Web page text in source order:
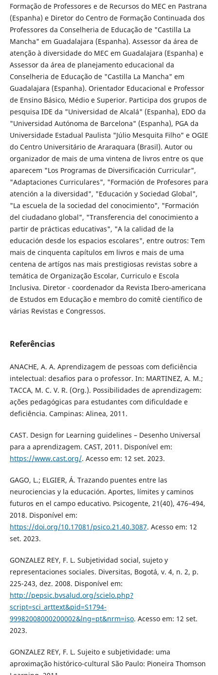
Formação de Professores e de Recursos do MEC en Pastrana
(Espanha) e Diretor do Centro de Formação Continuada dos
Professores da Conselheria de Educação de "Castilla La
Mancha" em Guadalajara (Espanha). Assessor da área de
atenção à diversidade do MEC em Guadalajara (Espanha) e
Assessor da área de planejamento educacional da
Conselheria de Educação de "Castilla La Mancha" em
Guadalajara (Espanha). Orientador Educacional e Professor
de Ensino Básico, Médio e Superior. Participa dos grupos de
pesquisa IDE da "Universidad de Alcalá" (Espanha), EDO da
"Universidad Autónoma de Barcelona" (Espanha), PGA da
Universidade Estadual Paulista "Júlio Mesquita Filho" e OGIE
do Centro Universitário de Araraquara (Brasil). Autor ou
organizador de mais de uma vintena de livros entre os que
aparecem "Los Programas de Diversificación Curricular",
"Adaptaciones Curriculares", "Formación de Profesores para
atención a la diversidad", "Educación y Sociedad Global",
"La escuela de la sociedad del conocimiento", "Formación
del ciudadano global", "Transferencia del conocimiento a
partir de prácticas educativas", "A la calidad de la
educación desde los espacios escolares", entre outros: Tem
mais de cinquenta capítulos em livros e mais de uma
centena de artígos nas mais prestigiosas revistas sobre a
temática de Organização Escolar, Curriculo e Escola
Inclusiva. Diretor - coordenador da Revista Ibero-americana
de Estudos em Educação e membro do comitê científico de
várias Revistas e Congressos.
Referências
ANACHE, A. A. Aprendizagem de pessoas com deficiência
intelectual: desafios para o professor. In: MARTINEZ, A. M.;
TACCA, M. C. V. R. (Org.). Possibilidades de aprendizagem:
ações pedagógicas para estudantes com dificuldade e
deficiência. Campinas: Alinea, 2011.
CAST. Design for Learning guidelines – Desenho Universal
para a aprendizagem. CAST, 2011. Disponível em:
https://www.cast.org/. Acesso em: 12 set. 2023.
GAGO, L.; ELGIER, Á. Trazando puentes entre las
neurociencias y la educación. Aportes, límites y caminos
futuros en el campo educativo. Psicogente, 21(40), 476–494,
2018. Disponível em:
https://doi.org/10.17081/psico.21.40.3087. Acesso em: 12
set. 2023.
GONZALEZ REY, F. L. Subjetividad social, sujeto y
representaciones sociales. Diversitas, Bogotá, v. 4, n. 2, p.
225-243, dez. 2008. Disponível em:
http://pepsic.bvsalud.org/scielo.php?
script=sci_arttext&pid=S1794-
99982008000200002&lng=pt&nrm=iso. Acesso em: 12 set.
2023.
GONZALEZ REY, F. L. Sujeito e subjetividade: uma
aproximação histórico-cultural São Paulo: Pioneira Thomson